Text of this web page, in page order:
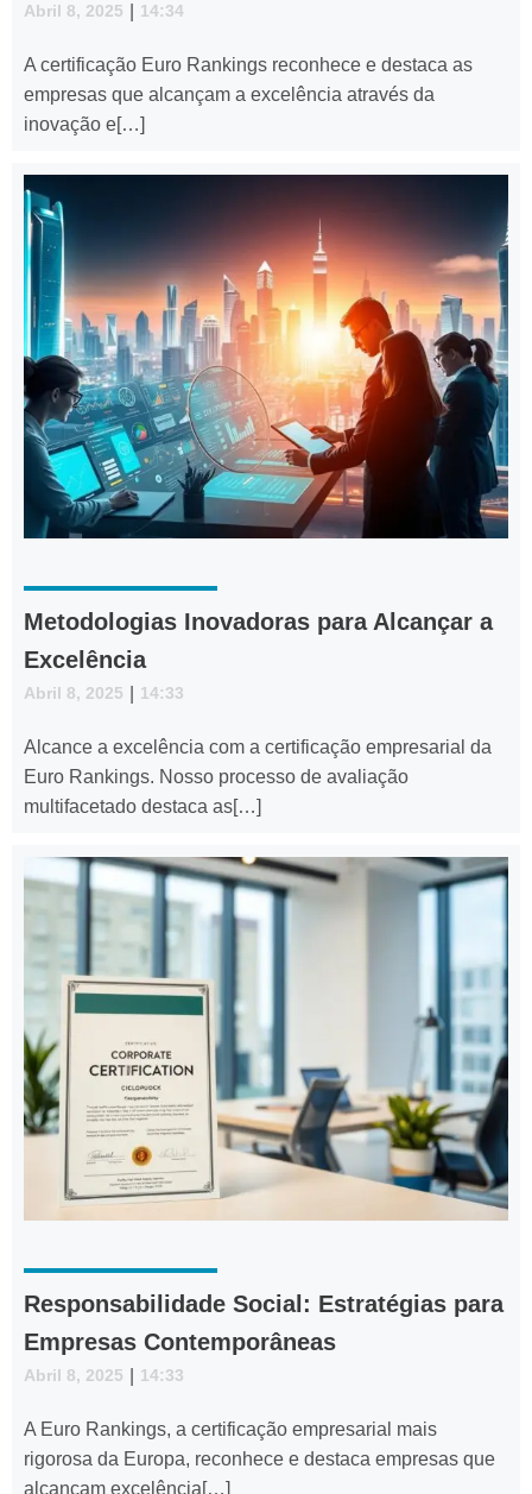
Abril 8, 2025 14:34
A certificação Euro Rankings reconhece e destaca as
empresas que alcançam a excelência através da
inovação e[…]
Metodologias Inovadoras para Alcançar a
Excelência
Abril 8, 2025 14:33
Alcance a excelência com a certificação empresarial da
Euro Rankings. Nosso processo de avaliação
multifacetado destaca as[…]
Responsabilidade Social: Estratégias para
Empresas Contemporâneas
Abril 8, 2025 14:33
A Euro Rankings, a certificação empresarial mais
rigorosa da Europa, reconhece e destaca empresas que
alcançam excelência[…]